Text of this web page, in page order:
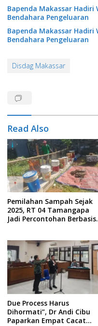
Bapenda Makassar Hadiri
Bendahara Pengeluaran
Bapenda Makassar Hadiri
Bendahara Pengeluaran
Disdag Makassar
Read Also
Pemilahan Sampah Sejak
2025, RT 04 Tamangapa
Jadi Percontohan Berbasis
Due Process Harus
Dihormati”, Dr Andi Cibu
Paparkan Empat Cacat